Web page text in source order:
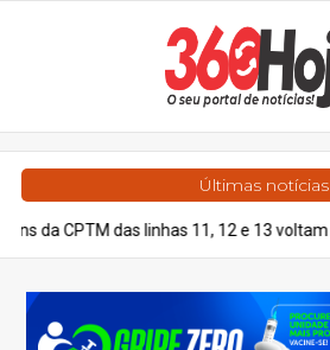
Últimas notícias
das linhas 11, 12 e 13 voltam a circular